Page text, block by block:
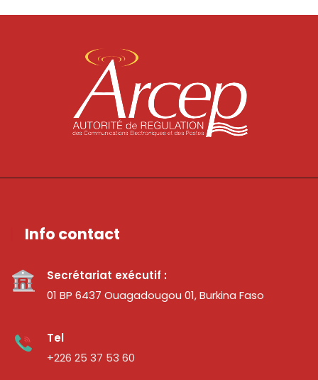
Info contact
Secrétariat exécutif :
01 BP 6437 Ouagadougou 01, Burkina Faso
Tel
+226 25 37 53 60